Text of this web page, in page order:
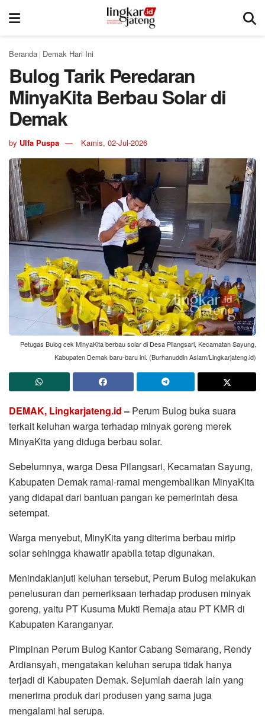
Beranda | Demak Hari Ini
Bulog Tarik Peredaran
MinyaKita Berbau Solar di
Demak
by Ulfa Puspa Kamis, 02-Jul-2026
Petugas Bulog cek MinyaKita berbau solar di Desa Pilangsari, Kecamatan Sayung,
Kabupaten Demak baru-baru ini. (Burhanuddin Aslam/Lingkarjateng.id)
DEMAK, Lingkarjateng.id– Perum Bulog buka suara
terkait keluhan warga terhadap minyak goreng merek
MinyaKita yang diduga berbau solar.
Sebelumnya, warga Desa Pilangsari, Kecamatan Sayung,
Kabupaten Demak ramai-ramai mengembalikan MinyaKita
yang didapat dari bantuan pangan ke pemerintah desa
setempat.
Warga menyebut, MinyKita yang diterima berbau mirip
solar sehingga khawatir apabila tetap digunakan.
Menindaklanjuti keluhan tersebut, Perum Bulog melakukan
penelusuran dan pemeriksaan terhadap produsen minyak
goreng, yaitu PT Kusuma Mukti Remaja atau PT KMR di
Kabupaten Karanganyar.
Pimpinan Perum Bulog Kantor Cabang Semarang, Rendy
Ardiansyah, mengatakan keluhan serupa tidak hanya
terjadi di Kabupaten Demak. Sejumlah daerah lain yang
menerima produk dari produsen yang sama juga
mengalami hal serupa.